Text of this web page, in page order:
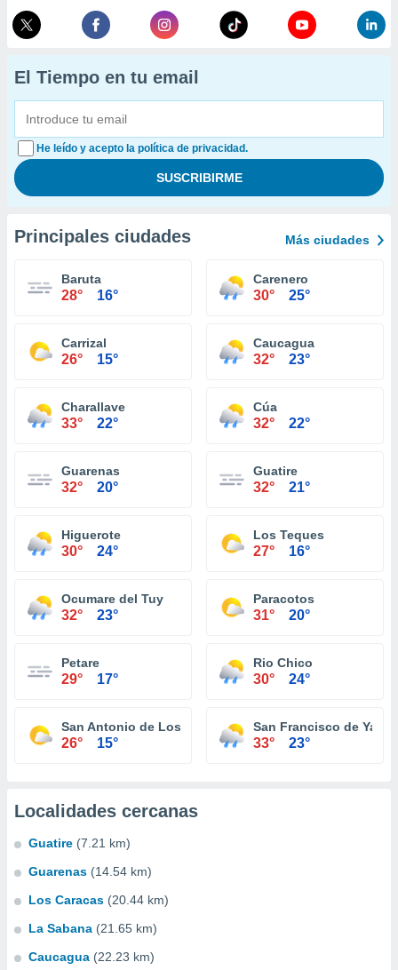
El Tiempo en tu email
He leído y acepto la política de privacidad.
Principales ciudades Más ciudades
Baruta
28° 16°
Carenero
30° 25°
Carrizal
26° 15°
Caucagua
32° 23°
Charallave
33° 22°
Cúa
32° 22°
Guarenas
32° 20°
Guatire
32° 21°
Higuerote
30° 24°
Los Teques
27° 16°
Ocumare del Tuy
32° 23°
Paracotos
31° 20°
Petare
29° 17°
Rio Chico
30° 24°
San Antonio de Los Altos
26° 15°
San Francisco de Yare
33° 23°
Localidades cercanas
Guatire (7.21 km)
Guarenas (14.54 km)
Los Caracas (20.44 km)
La Sabana (21.65 km)
Caucagua (22.23 km)